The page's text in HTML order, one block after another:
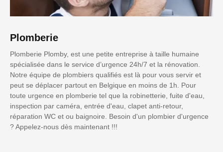
Plomberie
Plomberie Plomby, est une petite entreprise à taille humaine
spécialisée dans le service d’urgence 24h/7 et la rénovation.
Notre équipe de plombiers qualifiés est là pour vous servir et
peut se déplacer partout en Belgique en moins de 1h. Pour
toute urgence en plomberie tel que la robinetterie, fuite d'eau,
inspection par caméra, entrée d'eau, clapet anti-retour,
réparation WC et ou baignoire. Besoin d'un plombier d'urgence
? Appelez-nous dès maintenant !!!